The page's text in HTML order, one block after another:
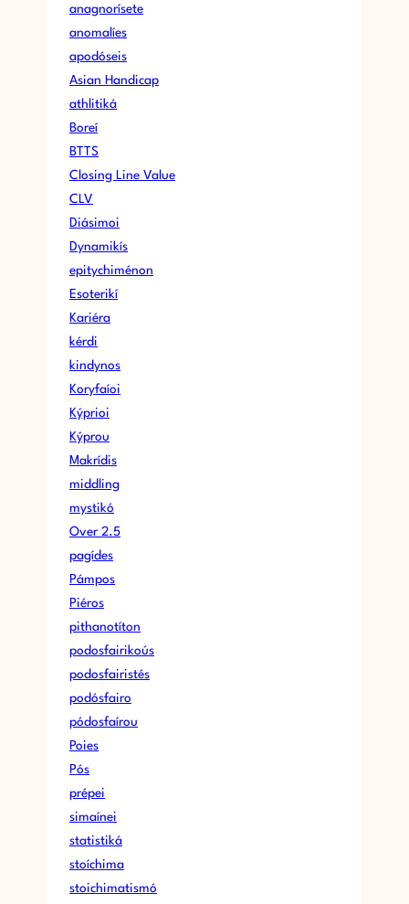
anagnorísete
anomalíes
apodóseis
Asian Handicap
athlitiká
Boreí
BTTS
Closing Line Value
CLV
Diásimoi
Dynamikís
epitychiménon
Esoterikí
Kariéra
kérdi
kindynos
Koryfaíoi
Kýprioi
Kýprou
Makrídis
middling
mystikó
Over 2.5
pagídes
Pámpos
Piéros
pithanotíton
podosfairikoús
podosfairistés
podósfairo
pódosfaírou
Poies
Pós
prépei
simaínei
statistiká
stoíchima
stoichimatismó